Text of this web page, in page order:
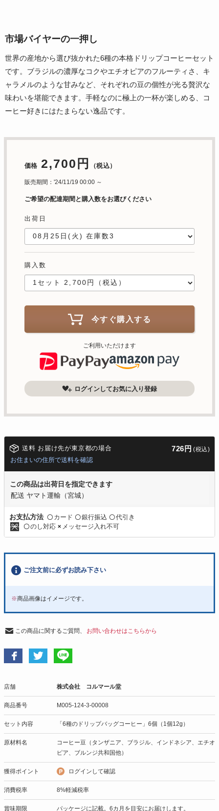
市場バイヤーの一押し
世界の産地から選び抜かれた6種の本格ドリップコーヒーセット
です。ブラジルの濃厚なコクやエチオピアのフルーティさ、キ
ャラメルのような甘みなど、それぞれの豆の個性が光る贅沢な
味わいを堪能できます。手軽なのに極上の一杯が楽しめる、コ
ーヒー好きにはたまらない逸品です。
価格 2,700円 （税込）
販売期間：'24/11/19 00:00 ～
ご希望の配達期間と購入数をお選びください
出荷日
購入数
今すぐ購入する
ご利用いただけます
ログインしてお気に入り登録
送料 お届け先が東京都の場合 726円 (税込)
お住まいの住所で送料を確認
この商品は出荷日を指定できます
配送 ヤマト運輸（宮城）
お支払方法 〇 カード 〇銀行振込 〇代引き
〇のし対応 × メッセージ入れ不可
ご注文前に必ずお読み下さい
※商品画像はイメージです。
この商品に関するご質問、 お問い合わせはこちらから
店舗 株式会社 コルマール堂
商品番号 M005-124-3-00008
セット内容 「6種のドリップバッグコーヒー」6個（1個12g）
原材料名
コーヒー豆（タンザニア、ブラジル、インドネシア、エチオ
ピア、ブルンジ共和国他）
獲得ポイント ログインして確認
消費税率 8%軽減税率
賞味期限 パッケージに記載。6カ月を目安にお届けします。